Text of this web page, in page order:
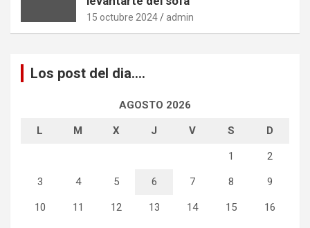
15 octubre 2024 admin
Los post del dia….
AGOSTO 2026
L M X J V S D
1 2
3 4 5 6 7 8 9
10 11 12 13 14 15 16